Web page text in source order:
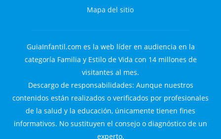
Mapa del sitio
GuiaInfantil.com es la web líder en audiencia en la
categoría Familia y Estilo de Vida con 14 millones de
visitantes al mes.
Descargo de responsabilidades: Aunque nuestros
contenidos están realizados o verificados por profesionales
de la salud y la educación, únicamente tienen fines
informativos. No sustituyen el consejo o diagnóstico de un
experto.